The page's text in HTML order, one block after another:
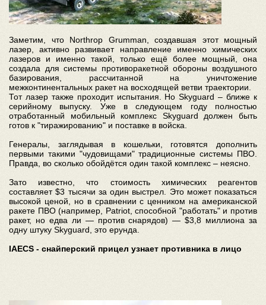
Заметим, что Northrop Grumman, создавшая этот мощный
лазер, активно развивает направление именно химических
лазеров и именно такой, только ещё более мощный, она
создала для системы противоракетной обороны воздушного
базирования, рассчитанной на уничтожение
межконтинентальных ракет на восходящей ветви траектории.
Тот лазер также проходит испытания. Но Skyguard – ближе к
серийному выпуску. Уже в следующем году полностью
отработанный мобильный комплекс Skyguard должен быть
готов к "тиражированию" и поставке в войска.
Генералы, заглядывая в кошельки, готовятся дополнить
первыми такими "чудовищами" традиционные системы ПВО.
Правда, во сколько обойдётся один такой комплекс – неясно.
Зато известно, что стоимость химических реагентов
составляет $3 тысячи за один выстрел. Это может показаться
высокой ценой, но в сравнении с ценником на американской
ракете ПВО (например, Patriot, способной "работать" и против
ракет, но едва ли — против снарядов) — $3,8 миллиона за
одну штуку Skyguard, это ерунда.
IAECS - cнайперский прицел узнает противника в лицо